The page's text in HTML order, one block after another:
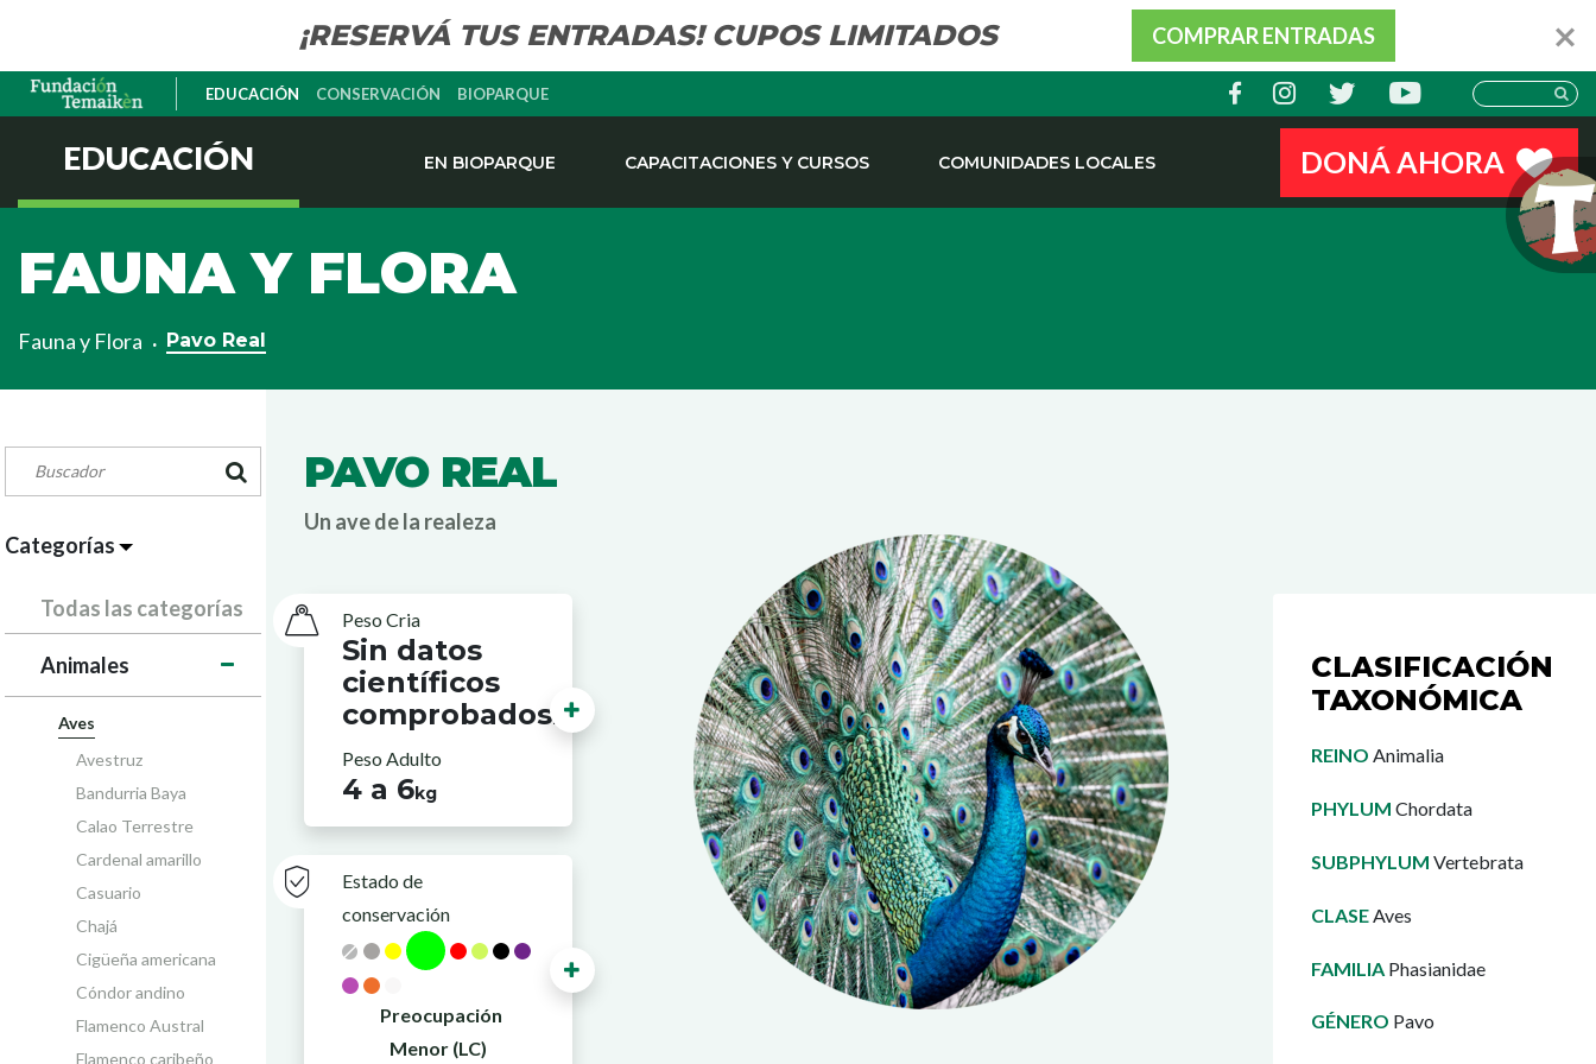
¡RESERVÁ TUS ENTRADAS! CUPOS LIMITADOS COMPRAR ENTRADAS
EDUCACIÓN CONSERVACIÓN BIOPARQUE
EDUCACIÓN EN BIOPARQUE CAPACITACIONES Y CURSOS COMUNIDADES LOCALES DONÁ AHORA
FAUNA Y FLORA
Fauna y Flora Pavo Real
Categorías
Todas las categorías
Animales
Aves
Avestruz
Bandurria Baya
Calao Terrestre
Cardenal amarillo
Casuario
Chajá
Cigüeña americana
Cóndor andino
Flamenco Austral
Flamenco caribeño
PAVO REAL
Un ave de la realeza
Peso Cria
Sin datos
científicos
comprobadoskg
Peso Adulto
4 a 6kg
Estado de
conservación
Preocupación
Menor (LC)
CLASIFICACIÓN
TAXONÓMICA
REINO Animalia
PHYLUM Chordata
SUBPHYLUM Vertebrata
CLASEAves
FAMILIAPhasianidae
GÉNERO Pavo